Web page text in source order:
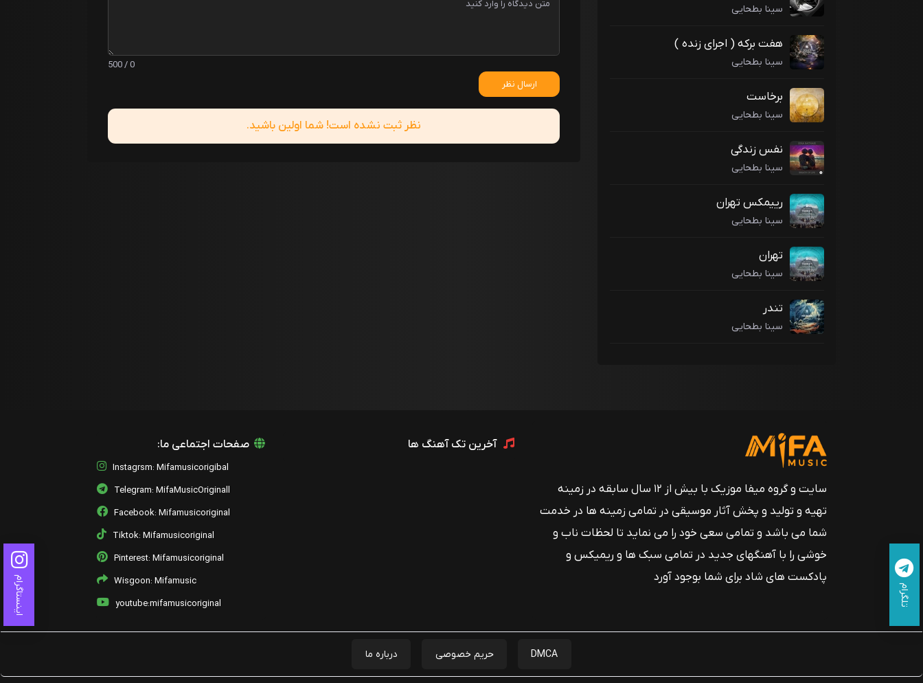
سینا بطحایی
هفت برکه ( اجرای زنده )
سینا بطحایی
برخاست
سینا بطحایی
نفس زندگی
سینا بطحایی
رییمکس تهران
سینا بطحایی
تهران
سینا بطحایی
تندر
سینا بطحایی
0 / 500
ارسال نظر
نظر ثبت نشده است! شما اولین باشید.
سایت و گروه میفا موزیک با بیش از ۱۲ سال سابقه در زمینه
تهیه و تولید و پخش آثار موسیقی در تمامی زمینه ها در خدمت
شما می باشد و تمامی سعی خود را می نماید تا لحظات ناب و
خوشی را با آهنگهای جدید در تمامی سبک ها و ریمیکس و
پادکست های شاد برای شما بوجود آورد
آخرین تک آهنگ ها صفحات اجتماعی ما:
Instagrsm: Mifamusicorigibal
Telegram: MifaMusicOriginall
Facebook: Mifamusicoriginal
Tiktok: Mifamusicoriginal
Pinterest: Mifamusicoriginal
Wisgoon: Mifamusic
youtube:mifamusicoriginal
DMCA حریم خصوصی درباره ما
اینستاگرام تلگرام